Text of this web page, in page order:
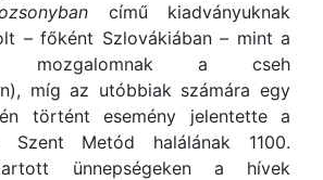
című kiadványuknak
– főként Szlovákiában – mint a
mozgalomnak a cseh
míg az utóbbiak számára egy
történt esemény jelentette a
Szent Metód halálának 1100.
ünnepségeken a hívek